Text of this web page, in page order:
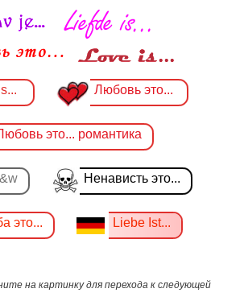
Любовь это...
это... романтика
Ненависть это...
это... Liebe Ist...
на картинку для перехода к следующей